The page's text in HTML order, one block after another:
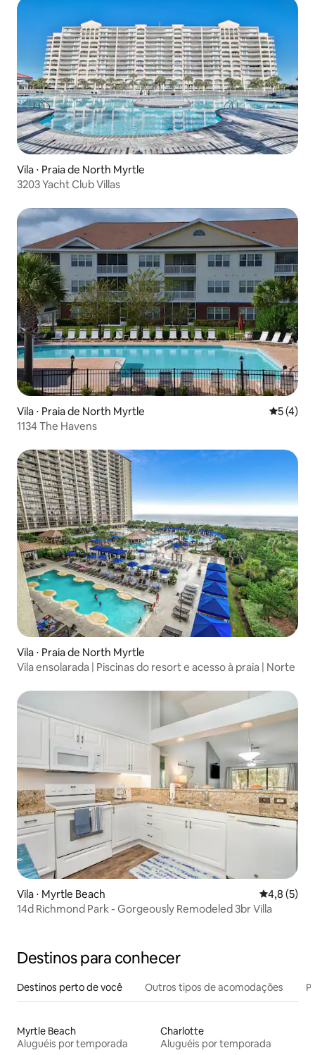
Vila ⋅ Praia de North Myrtle
3203 Yacht Club Villas
Vila ⋅ Praia de North Myrtle 5 de
5 (4)
1134 The Havens
Vila ⋅ Praia de North Myrtle
Vila ensolarada | Piscinas do resort e acesso à praia | Norte
Vila ⋅ Myrtle Beach 4,8 de
4,8 (5)
14d Richmond Park - Gorgeously Remodeled 3br Villa
Destinos para conhecer
Destinos perto de você Outros tipos de acomodações
Myrtle Beach
Aluguéis por temporada
Charlotte
Aluguéis por temporada